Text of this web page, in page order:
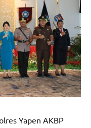
Yapen AKBP